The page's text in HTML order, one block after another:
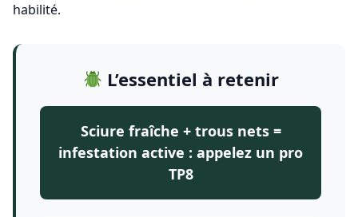
habilité.
L’essentiel à retenir
Sciure fraîche + trous nets =
infestation active : appelez un pro
TP8